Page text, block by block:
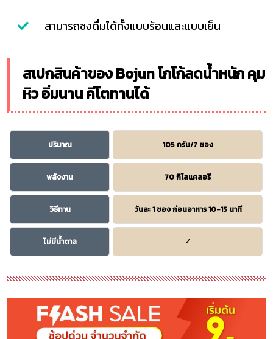
สามารถชงดื่มได้ทั้งแบบร้อนและแบบเย็น
สเปกสินค้าของ Bojun โกโก้ลดน้ำหนัก คุม
หิว อิ่มนาน คีโตทานได้
ปริมาณ 105 กรัม/7 ซอง
พลังงาน 70 กิโลแคลอรี
วิธีทาน วันละ 1 ซอง ก่อนอาหาร 10-15 นาที
ไม่มีน้ำตาล ✓